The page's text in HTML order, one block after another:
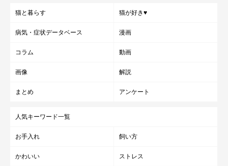
猫と暮らす 猫が好き♥
病気・症状データベース 漫画
コラム 動画
画像 解説
まとめ アンケート
人気キーワード一覧
お手入れ 飼い方
かわいい ストレス